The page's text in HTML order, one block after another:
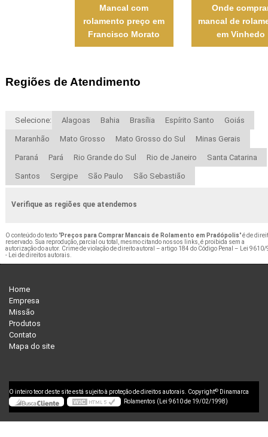
Mancal com
rolamento preço em
Francisco Morato
Onde
mancal de
em Vinhedo
Regiões de Atendimento
Selecione: Alagoas Bahia Brasília Espírito Santo Goiás
Maranhão Mato Grosso Mato Grosso do Sul Minas Gerais
Paraná Pará Rio Grande do Sul Rio de Janeiro Santa Catarina
Santos Sergipe São Paulo São Sebastião
Verifique as regiões que atendemos
O conteúdo do texto "Preços para Comprar Mancais de Rolamento em Pradópolis" é de
reservado. Sua reprodução, parcial ou total, mesmo citando nossos links, é proibida sem a
autorização do autor. Crime de violação de direito autoral – artigo 184 do Código Penal – Lei 9610/
- Lei de direitos autorais.
Home
Empresa
Missão
Produtos
Contato
Mapa do site
O inteiro teor deste site está sujeito à proteção de direitos autorais. Copyright© Dinamarca
Rolamentos (Lei 9610 de 19/02/1998)